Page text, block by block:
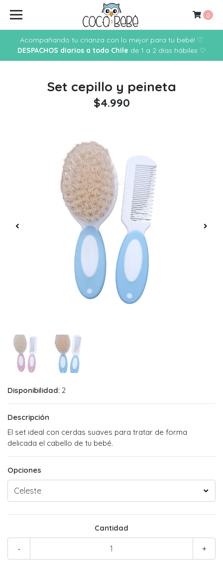
Acompañando tu crianza con lo mejor para tu bebé! ♡
DESPACHOS diarios a todo Chile de 1 a 2 días hábiles ♡
0
Set cepillo y peineta
$4.990
Disponibilidad: 2
Descripción
El set ideal con cerdas suaves para tratar de forma
delicada el cabello de tu bebé.
Opciones
Cantidad
+
-